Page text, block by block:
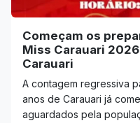
Começam os
Miss Carauari
Carauari
A contagem regressiva
anos de Carauari já
aguardados pela